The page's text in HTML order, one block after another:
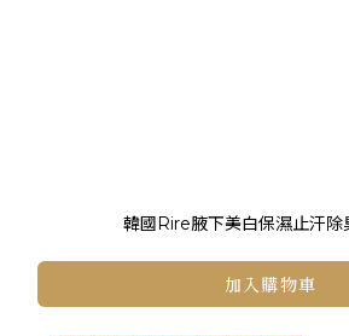
韓國Rire腋下美白保濕止汗除
加入購物車